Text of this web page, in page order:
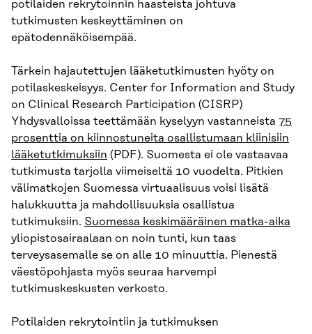
potilaiden rekrytoinnin haasteista johtuva
tutkimusten keskeyttäminen on
epätodennäköisempää.
Tärkein hajautettujen lääketutkimusten hyöty on
potilaskeskeisyys. Center for Information and Study
on Clinical Research Participation (CISRP)
Yhdysvalloissa teettämään kyselyyn vastanneista 75
prosenttia on kiinnostuneita osallistumaan kliinisiin
lääketutkimuksiin (PDF). Suomesta ei ole vastaavaa
tutkimusta tarjolla viimeiseltä 10 vuodelta. Pitkien
välimatkojen Suomessa virtuaalisuus voisi lisätä
halukkuutta ja mahdollisuuksia osallistua
tutkimuksiin. Suomessa keskimääräinen matka-aika
yliopistosairaalaan on noin tunti, kun taas
terveysasemalle se on alle 10 minuuttia. Pienestä
väestöpohjasta myös seuraa harvempi
tutkimuskeskusten verkosto.
Potilaiden rekrytointiin ja tutkimuksen